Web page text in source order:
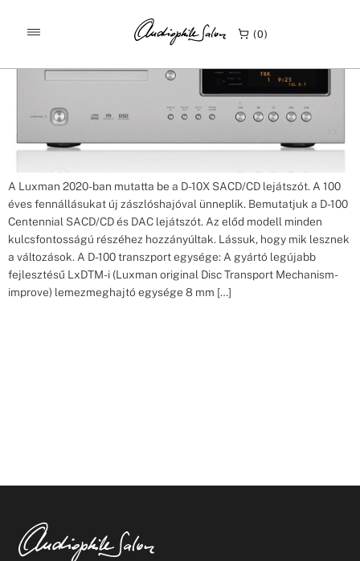
0
A Luxman 2020-ban mutatta be a D-10X SACD/CD lejátszót. A 100
éves fennállásukat új zászlóshajóval ünneplik. Bemutatjuk a D-100
Centennial SACD/CD és DAC lejátszót. Az előd modell minden
kulcsfontosságú részéhez hozzányúltak. Lássuk, hogy mik lesznek
a változások. A D-100 transzport egysége: A gyártó legújabb
fejlesztésű LxDTM-i (Luxman original Disc Transport Mechanism-
improve) lemezmeghajtó egysége 8 mm […]